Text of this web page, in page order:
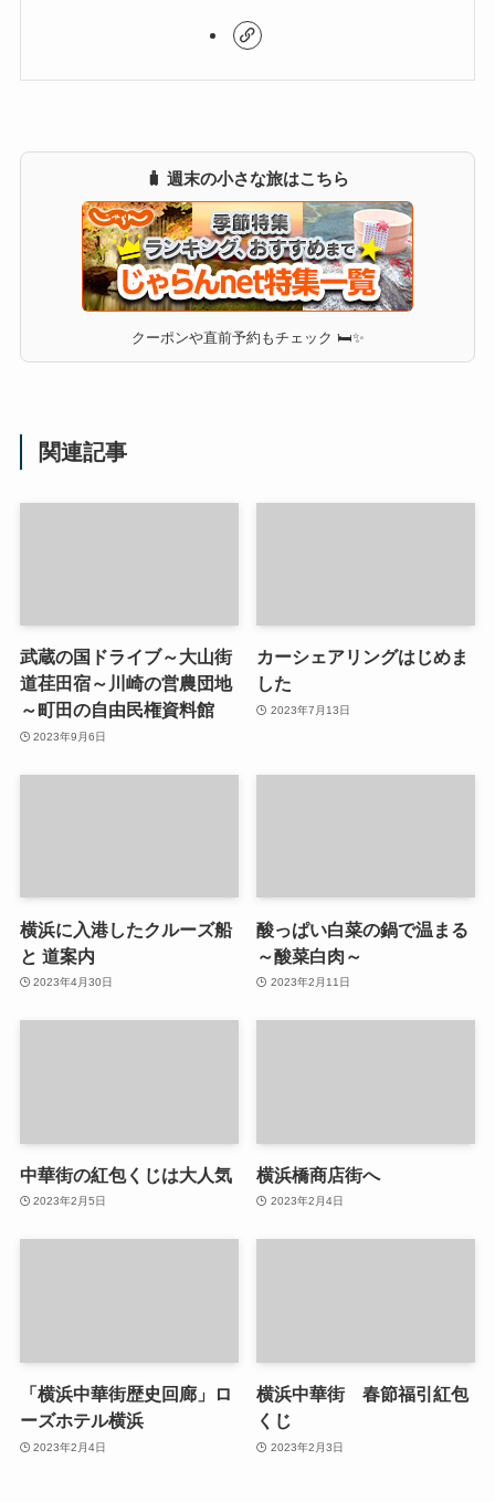
🧳 週末の小さな旅はこちら
クーポンや直前予約もチェック 🛏✨
関連記事
武蔵の国ドライブ～大山街
道荏田宿～川崎の営農団地
～町田の自由民権資料館
2023年9月6日
カーシェアリングはじめま
した
2023年7月13日
横浜に入港したクルーズ船
と 道案内
2023年4月30日
酸っぱい白菜の鍋で温まる
～酸菜白肉～
2023年2月11日
中華街の紅包くじは大人気
2023年2月5日
横浜橋商店街へ
2023年2月4日
「横浜中華街歴史回廊」ロ
ーズホテル横浜
2023年2月4日
横浜中華街 春節福引紅包
くじ
2023年2月3日